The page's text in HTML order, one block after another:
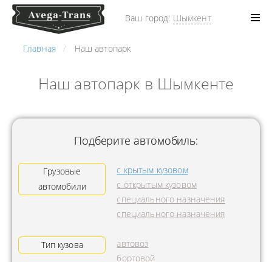
Ваш город: Шымкент
Главная Наш автопарк
Наш автопарк в Шымкенте
Подберите автомобиль:
Грузовые
автомобили
с крытым кузовом
с открытым кузовом
специального назначения
специального назначения
Тип кузова
автовоз
бортовой